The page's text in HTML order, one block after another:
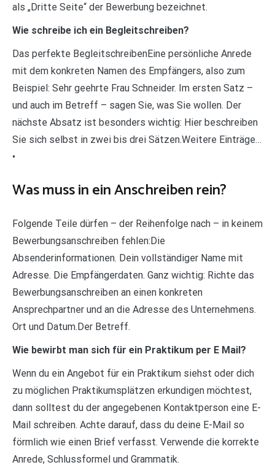
als „Dritte Seite“ der Bewerbung bezeichnet.
Wie schreibe ich ein Begleitschreiben?
Das perfekte BegleitschreibenEine persönliche Anrede
mit dem konkreten Namen des Empfängers, also zum
Beispiel: Sehr geehrte Frau Schneider. Im ersten Satz –
und auch im Betreff – sagen Sie, was Sie wollen. Der
nächste Absatz ist besonders wichtig: Hier beschreiben
Sie sich selbst in zwei bis drei Sätzen.Weitere Einträge…
•
Was muss in ein Anschreiben rein?
Folgende Teile dürfen – der Reihenfolge nach – in keinem
Bewerbungsanschreiben fehlen:Die
Absenderinformationen. Dein vollständiger Name mit
Adresse. Die Empfängerdaten. Ganz wichtig: Richte das
Bewerbungsanschreiben an einen konkreten
Ansprechpartner und an die Adresse des Unternehmens.
Ort und Datum.Der Betreff.
Wie bewirbt man sich für ein Praktikum per E Mail?
Wenn du ein Angebot für ein Praktikum siehst oder dich
zu möglichen Praktikumsplätzen erkundigen möchtest,
dann solltest du der angegebenen Kontaktperson eine E-
Mail schreiben. Achte darauf, dass du deine E-Mail so
förmlich wie einen Brief verfasst. Verwende die korrekte
Anrede, Schlussformel und Grammatik.